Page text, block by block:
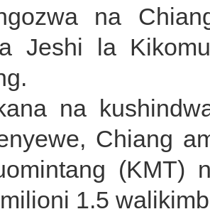
na
Jeshi la
na
Chiang
(KMT)
1.5